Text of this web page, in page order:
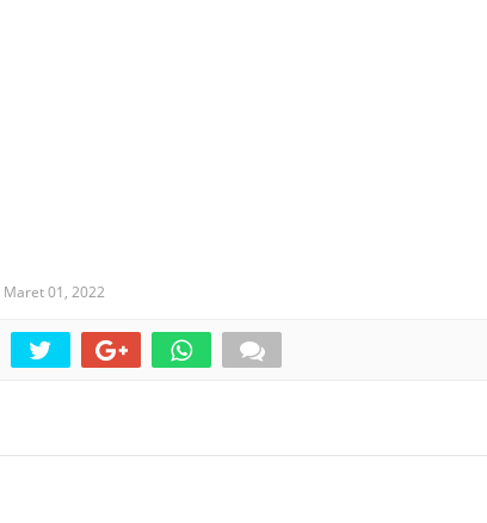
Maret 01, 2022